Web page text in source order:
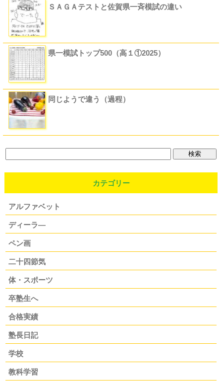
ＳＡＧＡテストと佐賀県一斉模試の違い
県一模試トップ500（高１①2025）
同じようで違う（過程）
カテゴリー
アルファベット
ディーラ―
ペン画
二十四節気
体・スポーツ
卒塾生へ
合格実績
塾長日記
学校
教科学習